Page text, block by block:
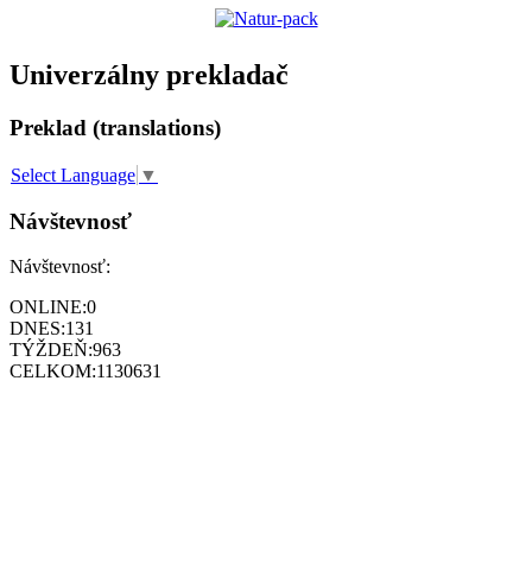
Univerzálny prekladač
Preklad (translations)
Select Language ▼
Návštevnosť
Návštevnosť:
ONLINE:0
DNES:131
TÝŽDEŇ:963
CELKOM:1130631